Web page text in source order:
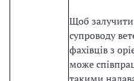
Щоб залучити
супроводу
фахівців з
може